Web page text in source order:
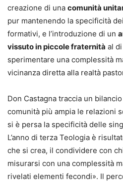
creazione di una comunità
pur mantenendo la specificità
formativi, e l’introduzione di un
vissuto in piccole fraternità al
sperimentare una complessità
vicinanza diretta alla realtà
Don Castagna traccia un
comunità più ampia le relazioni
si è persa la specificità delle
L’anno di terza Teologia è
che si crea, il condividere con
misurarsi con una complessità
rivelati elementi fecondi». Il